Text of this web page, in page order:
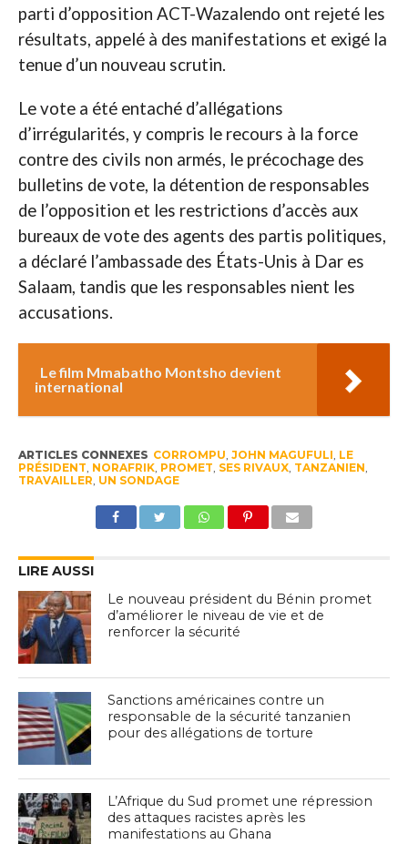
parti d’opposition ACT-Wazalendo ont rejeté les
résultats, appelé à des manifestations et exigé la
tenue d’un nouveau scrutin.
Le vote a été entaché d’allégations
d’irrégularités, y compris le recours à la force
contre des civils non armés, le précochage des
bulletins de vote, la détention de responsables
de l’opposition et les restrictions d’accès aux
bureaux de vote des agents des partis politiques,
a déclaré l’ambassade des États-Unis à Dar es
Salaam, tandis que les responsables nient les
accusations.
Le film Mmabatho Montsho devient
international
ARTICLES CONNEXES CORROMPU, JOHN MAGUFULI, LE
PRÉSIDENT, NORAFRIK, PROMET, SES RIVAUX, TANZANIEN,
TRAVAILLER, UN SONDAGE
LIRE AUSSI
Le nouveau président du Bénin promet
d’améliorer le niveau de vie et de
renforcer la sécurité
Sanctions américaines contre un
responsable de la sécurité tanzanien
pour des allégations de torture
L’Afrique du Sud promet une répression
des attaques racistes après les
manifestations au Ghana